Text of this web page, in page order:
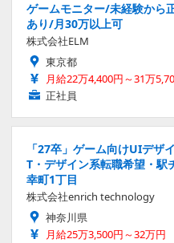
ゲームモニター/未経験から
あり/月30万以上可
株式会社ELM
東京都
月給22万4,400円～31万
正社員
「27卒」ゲーム向けUIデザ
T・デザイン系転職希望・
幸町1丁目
株式会社enrich technology
神奈川県
月給25万3,500円～32万円